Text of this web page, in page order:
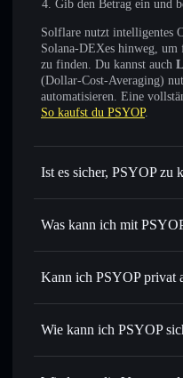
Gib den Betrag ein und
Solflare nutzt intelligentes
Solana-DEXes hinweg,
zu finden. Du kannst auch
(Dollar-Cost-Averaging)
automatisieren. Eine
So kaufst du PSYOP.
Ist es sicher, PSYOP zu
PSYOP
Was kann ich mit
PSYOP
Sofort tauschen–
Routing zum
Limit-Orders setzen–
Kann ich PSYOP privat
Wie kann ich PSYOP
PSYOP